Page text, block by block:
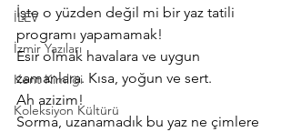
İLEV
İzmir Yazıları
Kent Kimliği
Koleksiyon Kültürü
İşte o yüzden değil mi bir yaz tatili
programı yapamamak!
Esir olmak havalara ve uygun
zamanlara. Kısa, yoğun ve sert.
Ah azizim!
Sorma, uzanamadık bu yaz ne çimlere